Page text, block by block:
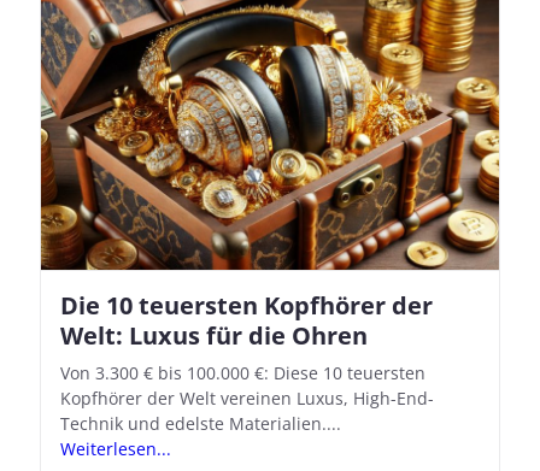
Die 10 teuersten Kopfhörer der
Welt: Luxus für die Ohren
Von 3.300 € bis 100.000 €: Diese 10 teuersten
Kopfhörer der Welt vereinen Luxus, High-End-
Technik und edelste Materialien....
Weiterlesen...
Apple AirPods Pro 2 und iOS 18.1:
So richtet ihr das neue Hörgeräte-
Feature ein
Mit iOS 18.1 und den AirPods Pro 2 verwandelt
Apple seine In-Ear-Kopfhörer in kostengünstige
Hörhilfen. In wenigen Schritten...